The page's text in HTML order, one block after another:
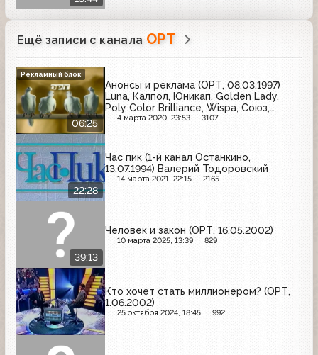
Ещё записи с канала ОРТ
06:25
Анонсы и реклама (ОРТ, 08.03.1997)
Luna, Калпол, Юникап, Golden Lady,
Poly Color Brilliance, Wispa, Союз,
Дуовит, Tic Tac
4 марта 2020, 23:53 3107
Рекламный блок
22:28
Час пик (1-й канал Останкино,
13.07.1994) Валерий Тодоровский
14 марта 2021, 22:15 2165
39:13
Человек и закон (ОРТ, 16.05.2002)
10 марта 2025, 13:39 829
Кто хочет стать миллионером? (ОРТ,
1.06.2002)
25 октября 2024, 18:45 992